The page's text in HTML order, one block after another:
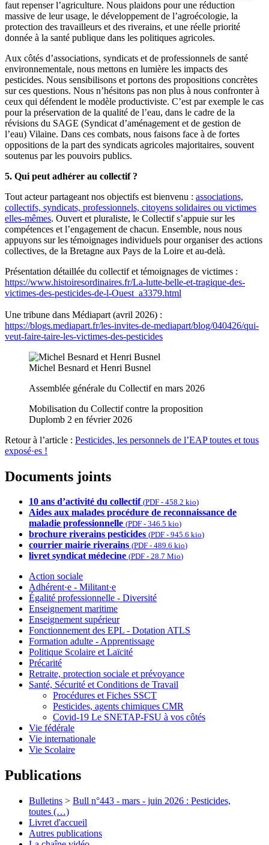
faut repenser l’agriculture. Nous plaidons pour une réduction
massive de leur usage, le développement de l’agroécologie, la
protection des travailleurs et des riverains, et une réelle priorité
donnée à la santé publique dans les politiques agricoles.
Aux côtés d’associations, syndicats et de professionnels de santé
environnementale, nous mettons en lumière les impacts des
pesticides. Nous sensibilisons et portons des propositions concrètes
sur ces questions. Nous n’hésitons pas non plus à nous confronter à
ceux qui défendent le modèle productiviste. C’est par exemple le cas
pour la préservation de la qualité de l’eau, dans le cadre de la
révisions du SAGE (Syndicat d’aménagement et de gestion de
l’eau) Vilaine. Dans ces combats, nous faisons face à de fortes
oppositions de la part des syndicats agricoles majoritaires, souvent
soutenus par les pouvoirs publics.
5. Qui peut adhérer au collectif ?
Tout acteur partageant nos objectifs est bienvenu : associations,
collectifs, syndicats, professionnels, citoyens solidaires ou victimes
elles-mêmes. Ouvert et pluraliste, le Collectif s’appuie sur les
compétences et l’engagement de chacun. Ensemble, nous nous
appuyons sur les témoignages individuels pour organiser des actions
collectives, de la Bretagne aux Pays de la Loire et au-delà.
Présentation détaillée du collectif et témoignages de victimes :
https://www.histoiresordinaires.fr/La-lutte-belle-et-tragique-des-
victimes-des-pesticides-de-l-Ouest_a3379.html
Une tribune dans Médiapart (avril 2026) :
https://blogs.mediapart.fr/les-invites-de-mediapart/blog/040426/qui-
veut-faire-taire-les-victimes-des-pesticides
Michel Besnard et Henri Busnel
Assemblée générale du Collectif en mars 2026
Mobilisation du Collectif contre la proposition
Duplomb 2 en février 2026
Retour à l’article : Pesticides, les personnels de l’EAP toutes et tous
exposé·es !
Documents joints
10 ans d’activité du collectif (PDF - 458.2 kio)
Aides aux malades procédure de reconnaissance de
maladie professionnelle (PDF - 346.5 kio)
brochure riverains pesticides (PDF - 945.6 kio)
courrier mairie riverains (PDF - 489.6 kio)
livret syndicat médecine (PDF - 28.7 Mio)
Action sociale
Adhérent·e - Militant·e
Égalité professionnelle - Diversité
Enseignement maritime
Enseignement supérieur
Fonctionnement des EPL - Dotation ATLS
Formation adulte - Apprentissage
Politique Scolaire et Laïcité
Précarité
Retraite, protection sociale et prévoyance
Santé, Sécurité et Conditions de Travail
Procédures et Fiches SSCT
Pesticides, agents chimiques CMR
Covid-19 Le SNETAP-FSU à vos côtés
Vie fédérale
Vie internationale
Vie Scolaire
Publications
Bulletins > Bull n°443 - mars - juin 2026 : Pesticides,
toutes (…)
Livret d'accueil
Autres publications